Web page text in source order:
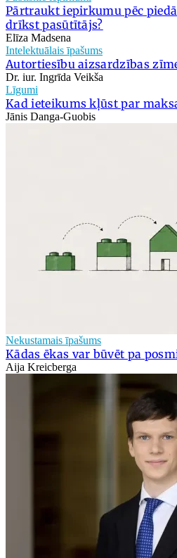
Pārtraukt iepirkumu pēc
drīkst pasūtītājs?
Elīza Madsena
Intelektuālais īpašums
Autortiesību aizsardzības
Dr. iur. Ingrīda Veikša
Līgumi
Kad ieteikums kļūst par
Jānis Danga-Guobis
Nekustamais īpašums
Kādas ēkas var būvēt pa
Aija Kreicberga